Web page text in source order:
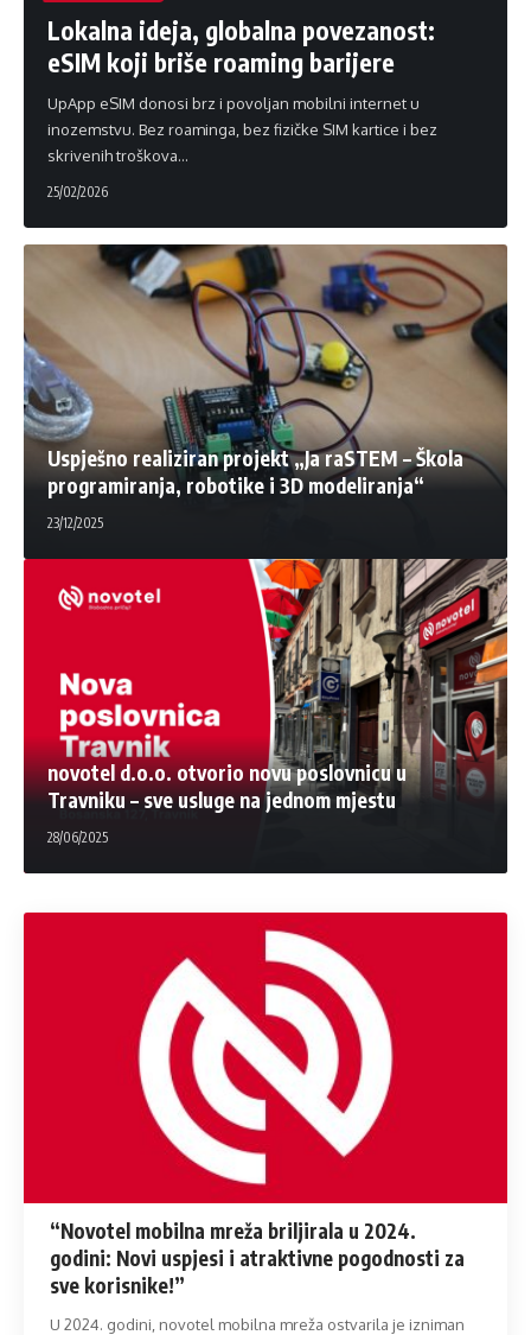
Lokalna ideja, globalna povezanost:
eSIM koji briše roaming barijere
UpApp eSIM donosi brz i povoljan mobilni internet u
inozemstvu. Bez roaminga, bez fizičke SIM kartice i bez
skrivenih troškova…
25/02/2026
Uspješno realiziran projekt „Ja raSTEM – Škola
programiranja, robotike i 3D modeliranja“
23/12/2025
novotel d.o.o. otvorio novu poslovnicu u
Travniku – sve usluge na jednom mjestu
28/06/2025
“Novotel mobilna mreža briljirala u 2024.
godini: Novi uspjesi i atraktivne pogodnosti za
sve korisnike!”
U 2024. godini, novotel mobilna mreža ostvarila je izniman